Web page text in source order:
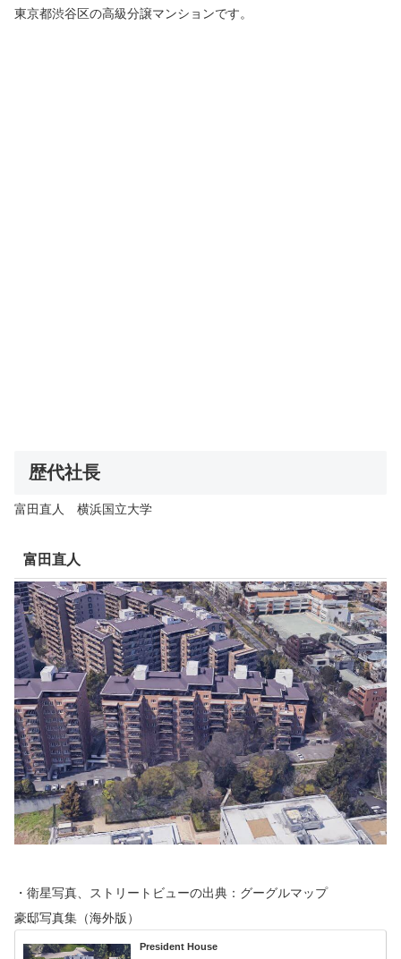
東京都渋谷区の高級分譲マンションです。
歴代社長
富田直人 横浜国立大学
富田直人
・衛星写真、ストリートビューの出典：グーグルマップ
豪邸写真集（海外版）
President House